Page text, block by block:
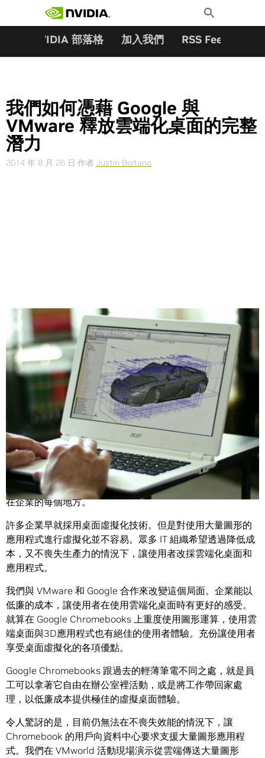
Toggle
Search
NVIDIA 部落格 加入我們 RSS Feeds
我們如何憑藉 Google 與
VMware 釋放雲端化桌面的完整
潛力
2014 年 8 月 26 日 作者Justin Boitano
Share
就在 NVIDIA 公布要藉由採用 Tegra K1 處理器的 Acer
Chromebook 13，將 Chromebooks 從裡到外改頭換面的計
劃後數週，我們今天在 VMworld 2014 活動上告訴現場來
賓，將與VMware 和 Google合作，讓企業使用這些功能強
大又省電的 Chromebooks。
在企業的每個地方。
許多企業早就採用桌面虛擬化技術。但是對使用大量圖形的
應用程式進行虛擬化並不容易。眾多 IT 組織希望透過降低成
本，又不喪失生產力的情況下，讓使用者改採雲端化桌面和
應用程式。
我們與 VMware 和 Google 合作來改變這個局面。企業能以
低廉的成本，讓使用者在使用雲端化桌面時有更好的感受。
就算在 Google Chromebooks 上重度使用圖形運算，使用雲
端桌面與3D應用程式也有絕佳的使用者體驗。充份讓使用者
享受桌面虛擬化的各項優點。
Google Chromebooks 跟過去的輕薄筆電不同之處，就是員
工可以拿著它自由在辦公室裡活動，或是將工作帶回家處
理，以低廉成本提供極佳的虛擬桌面體驗。
令人驚訝的是，目前仍無法在不喪失效能的情況下，讓
Chromebook 的用戶向資料中心要求支援大量圖形應用程
式。我們在 VMworld 活動現場演示從雲端傳送大量圖形